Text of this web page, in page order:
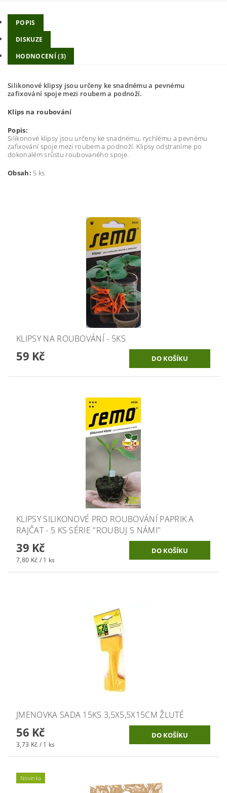
POPIS
DISKUZE
HODNOCENÍ (3)
Silikonové klipsy jsou určeny ke snadnému a pevnému
zafixování spoje mezi roubem a podnoží.
Klips na roubování
Popis:
Silikonové klipsy jsou určeny ke snadnému, rychlému a pevnému
zafixování spoje mezi roubem a podnoží. Klipsy odstraníme po
dokonalém srůstu roubovaného spoje.
Obsah: 5 ks
KLIPSY NA ROUBOVÁNÍ - 5KS
59 Kč
KLIPSY SILIKONOVÉ PRO ROUBOVÁNÍ PAPRIK A
RAJČAT - 5 KS SÉRIE "ROUBUJ S NÁMI"
39 Kč
7,80 Kč / 1 ks
JMENOVKA SADA 15KS 3,5X5,5X15CM ŽLUTÉ
56 Kč
3,73 Kč / 1 ks
Novinka